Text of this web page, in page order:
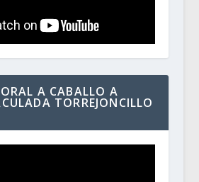
A CABALLO A
TORREJONCILLO